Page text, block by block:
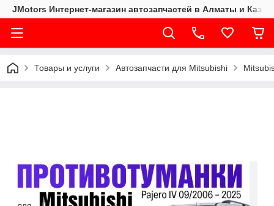
JMotors Интернет-магазин автозапчастей в Алматы и
Товары и услуги Автозапчасти для Mitsubishi